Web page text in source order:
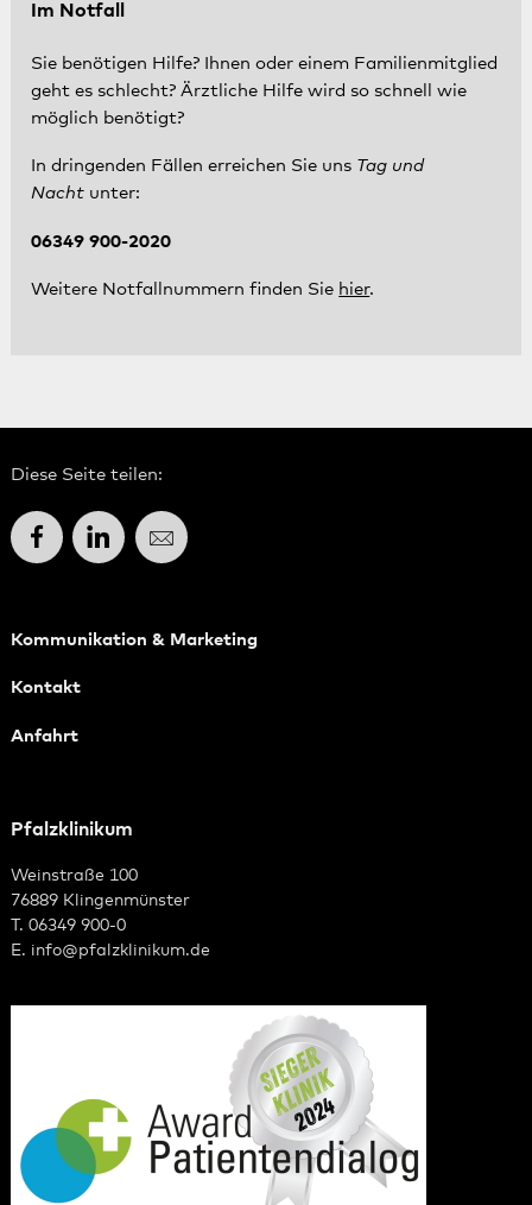
Im Notfall
Sie benötigen Hilfe? Ihnen oder einem Familienmitglied
geht es schlecht? Ärztliche Hilfe wird so schnell wie
möglich benötigt?
In dringenden Fällen erreichen Sie uns Tag und
Nacht unter:
06349 900-2020
Weitere Notfallnummern finden Sie hier.
Diese Seite teilen:
FacebookLinkedInE-Mail
Kommunikation & Marketing
Kontakt
Anfahrt
Pfalzklinikum
Weinstraße 100
76889 Klingenmünster
T. 06349 900-0
E. info@pfalzklinikum.de